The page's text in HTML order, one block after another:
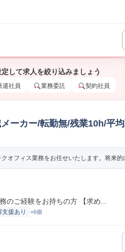
定して求人を絞り込みましょう
遣社員 業務委託 契約社員
ーカー/転勤無/残業10h/平
オフィス業務をお任せいたします。将来的
のご経験をお持ちの方 【求め...
支援あり +6個